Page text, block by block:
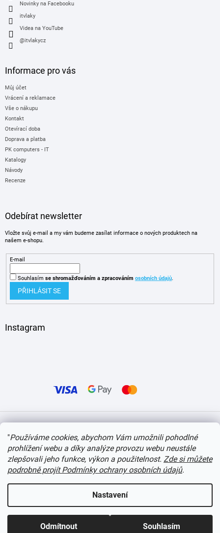
"Používáme cookies, abychom Vám umožnili pohodlné
prohlížení webu a díky analýze provozu webu neustále
zlepšovali jeho funkce, výkon a použitelnost. Zde si můžete
podrobně projít Podmínky ochrany osobních údajů.
Nastavení
Odmítnout Souhlasím
Novinky na Facebooku
itvlaky
Videa na YouTube
@itvlakycz
Informace pro vás
Můj účet
Vrácení a reklamace
Vše o nákupu
Kontakt
Otevírací doba
Doprava a platba
PK computers - IT
Katalogy
Návody
Recenze
Odebírat newsletter
Vložte svůj e-mail a my vám budeme zasílat informace o nových produktech na
našem e-shopu.
E-mail
Souhlasím se shromažďováním a zpracováním osobních údajů.
PŘIHLÁSIT SE
Instagram
Copyright 2026itvlaky.cz . Všechna práva vyhrazena. Upravit nastavení cookies